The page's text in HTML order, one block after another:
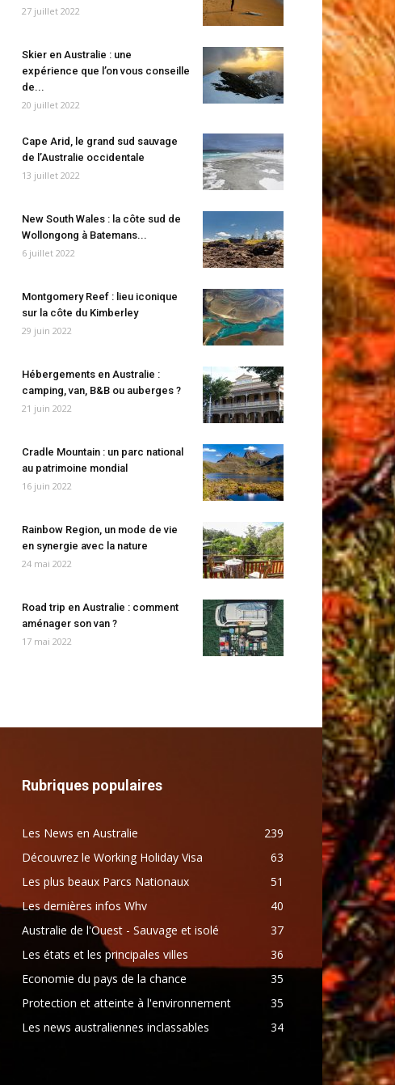
27 juillet 2022
Skier en Australie : une
expérience que l’on vous conseille
de...
20 juillet 2022
Cape Arid, le grand sud sauvage
de l’Australie occidentale
13 juillet 2022
New South Wales : la côte sud de
Wollongong à Batemans...
6 juillet 2022
Montgomery Reef : lieu iconique
sur la côte du Kimberley
29 juin 2022
Hébergements en Australie :
camping, van, B&B ou auberges ?
21 juin 2022
Cradle Mountain : un parc national
au patrimoine mondial
16 juin 2022
Rainbow Region, un mode de vie
en synergie avec la nature
24 mai 2022
Road trip en Australie : comment
aménager son van ?
17 mai 2022
Rubriques populaires
Les News en Australie
239
Découvrez le Working Holiday Visa
63
Les plus beaux Parcs Nationaux
51
Les dernières infos Whv
40
Australie de l'Ouest - Sauvage et isolé
37
Les états et les principales villes
36
Economie du pays de la chance
35
Protection et atteinte à l'environnement
35
Les news australiennes inclassables
34